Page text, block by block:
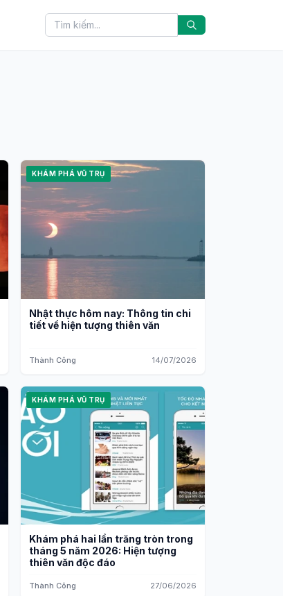
KHÁM PHÁ VŨ TRỤ
Nhật thực hôm nay: Thông tin chi
tiết về hiện tượng thiên văn
Thành Công 14/07/2026
KHÁM PHÁ VŨ TRỤ
Khám phá hai lần trăng tròn trong
tháng 5 năm 2026: Hiện tượng
thiên văn độc đáo
Thành Công 27/06/2026